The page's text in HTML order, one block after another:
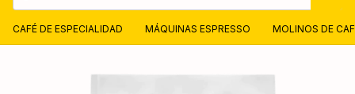
CAFÉ DE ESPECIALIDAD MÁQUINAS ESPRESSO MOLINOS DE